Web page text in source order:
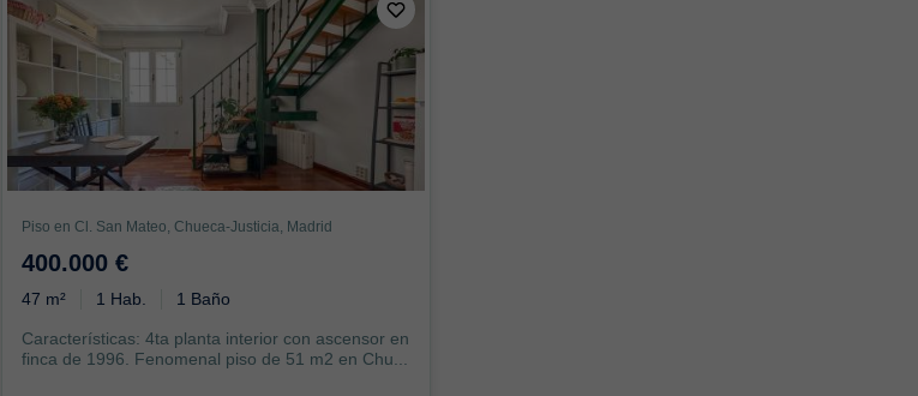
Piso en Cl. San Mateo, Chueca-Justicia, Madrid
400.000 €
47 m² 1 Hab. 1 Baño
Características: 4ta planta interior con ascensor en
finca de 1996. Fenomenal piso de 51 m2 en Chu...